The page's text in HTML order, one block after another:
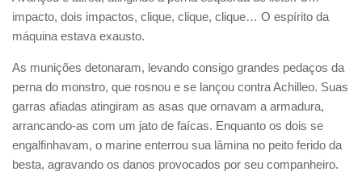
impacto, dois impactos, clique, clique, clique… O espírito da
máquina estava exausto.
As munições detonaram, levando consigo grandes pedaços da
perna do monstro, que rosnou e se lançou contra Achilleo. Suas
garras afiadas atingiram as asas que ornavam a armadura,
arrancando-as com um jato de faícas. Enquanto os dois se
engalfinhavam, o marine enterrou sua lâmina no peito ferido da
besta, agravando os danos provocados por seu companheiro.